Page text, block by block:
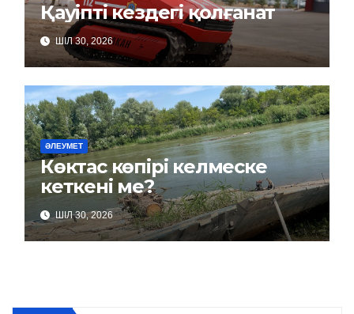
Қауіпті кездегі қолғанат
ШІЛ 30, 2026
ӘЛЕУМЕТ
Көктас көпірі келмеске
кеткені ме?
ШІЛ 30, 2026